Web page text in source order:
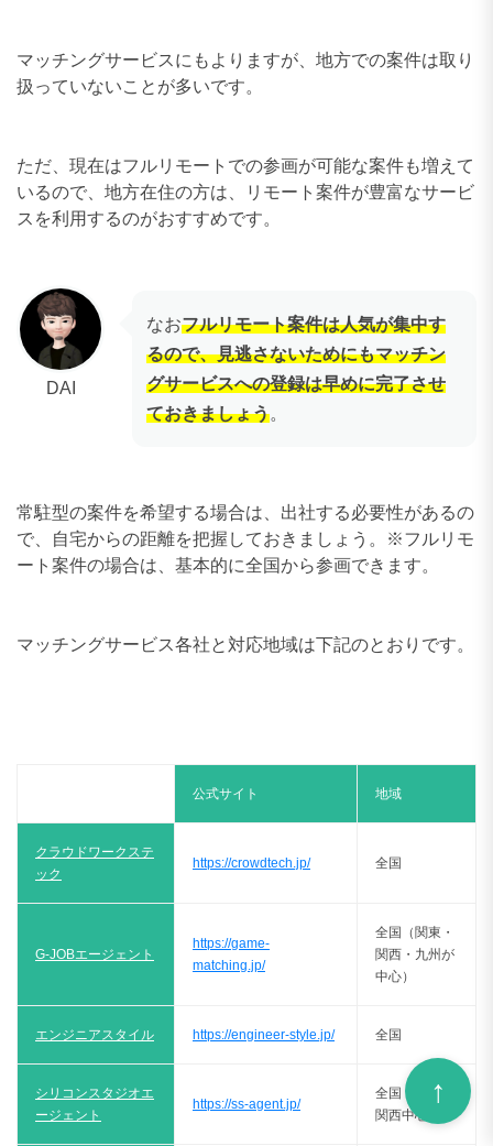
マッチングサービスにもよりますが、地方での案件は取り
扱っていないことが多いです。
ただ、現在はフルリモートでの参画が可能な案件も増えて
いるので、地方在住の方は、リモート案件が豊富なサービ
スを利用するのがおすすめです。
DAI
なおフルリモート案件は人気が集中す
るので、見逃さないためにもマッチン
グサービスへの登録は早めに完了させ
ておきましょう。
常駐型の案件を希望する場合は、出社する必要性があるの
で、自宅からの距離を把握しておきましょう。※フルリモ
ート案件の場合は、基本的に全国から参画できます。
マッチングサービス各社と対応地域は下記のとおりです。
公式サイト 地域
クラウドワークステ
ック
https://crowdtech.jp/ 全国
G-JOBエージェント
https://game-
matching.jp/
全国（関東・
関西・九州が
中心）
エンジニアスタイル https://engineer-style.jp/ 全国
シリコンスタジオエ
ージェント
https://ss-agent.jp/
全国（関東・
関西中心）